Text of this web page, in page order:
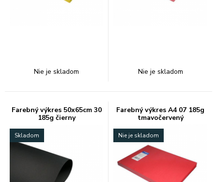
Nie je skladom Nie je skladom
Farebný výkres 50x65cm 30
185g čierny
Skladom
Farebný výkres A4 07 185g
tmavočervený
Nie je skladom